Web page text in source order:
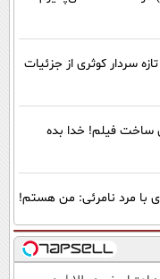
سردار کوثری از جزئیات
میلیاردی برای ساخت فیلم! خدا بده
با مرد نامرئی: من هستم!